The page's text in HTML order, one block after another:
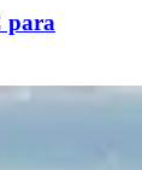
para